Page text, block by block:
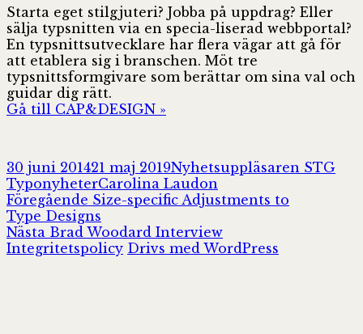
Starta eget stilgjuteri? Jobba på uppdrag? Eller
sälja typsnitten via en specia-liserad webbportal?
En typsnittsutvecklare har flera vägar att gå för
att etablera sig i branschen. Möt tre
typsnittsformgivare som berättar om sina val och
guidar dig rätt.
Gå till CAP&DESIGN »
Postat
30 juni 201421 maj 2019Författare
Nyhetsuppläsaren STG
TyponyheterTaggar
Carolina Laudon
Inläggsnavigering
Föregående Föregående
inlägg:
Size-specific Adjustments to
Type Designs
Nästa Nästa
inlägg:
Brad Woodard Interview
Integritetspolicy Drivs med WordPress